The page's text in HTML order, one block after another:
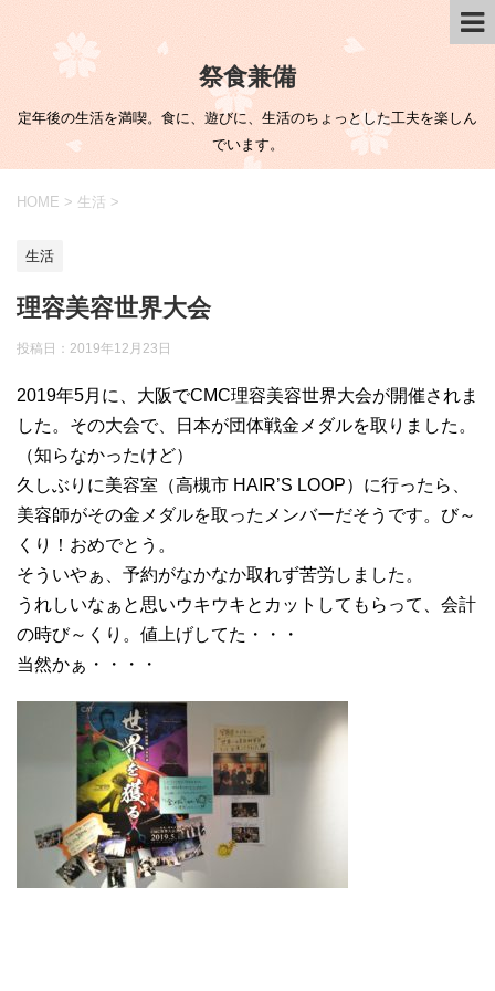
祭食兼備
定年後の生活を満喫。食に、遊びに、生活のちょっとした工夫を楽しん
でいます。
HOME > 生活 >
生活
理容美容世界大会
投稿日： 2019年12月23日
2019年5月に、大阪でCMC理容美容世界大会が開催されま
した。その大会で、日本が団体戦金メダルを取りました。
（知らなかったけど）
久しぶりに美容室（高槻市 HAIR’S LOOP）に行ったら、
美容師がその金メダルを取ったメンバーだそうです。び～
くり！おめでとう。
そういやぁ、予約がなかなか取れず苦労しました。
うれしいなぁと思いウキウキとカットしてもらって、会計
の時び～くり。値上げしてた・・・
当然かぁ・・・・